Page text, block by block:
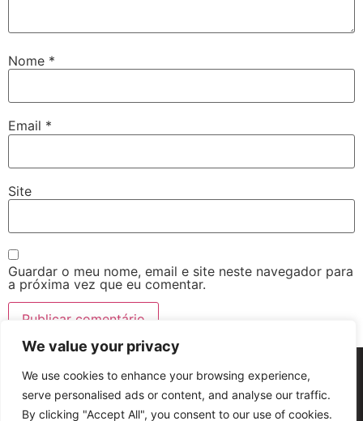
We value your privacy
We use cookies to enhance your browsing experience,
serve personalised ads or content, and analyse our traffic.
By clicking "Accept All", you consent to our use of cookies.
Nome *
Email *
Site
Guardar o meu nome, email e site neste navegador para
a próxima vez que eu comentar.
Copyright © Maná Igreja Cristã – 2011-2026 – Todos os direitos reservados
Termos e condições GeraisPolíticas de Privacidade